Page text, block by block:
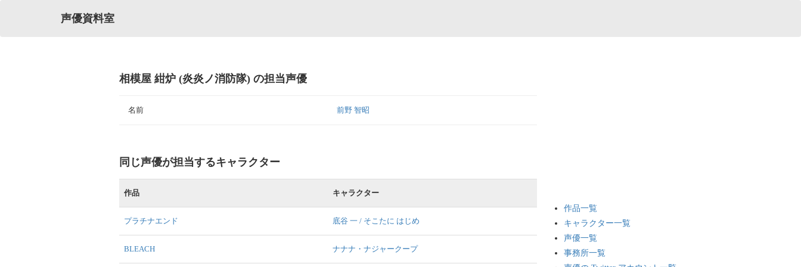
声優資料室
相模屋 紺炉 (炎炎ノ消防隊) の担当声優
名前 前野 智昭
同じ声優が担当するキャラクター
作品 キャラクター
プラチナエンド 底谷 一 / そこたに はじめ
BLEACH ナナナ・ナジャークープ
作品一覧
キャラクター一覧
声優一覧
事務所一覧